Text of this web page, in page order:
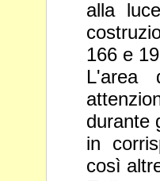
alla
166 e
L'area
durante
in
così